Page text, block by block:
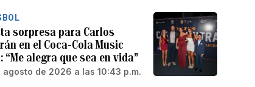
sorpresa para Carlos
en el Coca-Cola Music
“Me alegra que sea en vida”
agosto de 2026 a las 10:43 p.m.